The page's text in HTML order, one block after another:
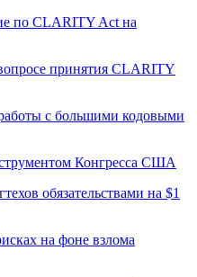
по CLARITY Act на
принятия CLARITY
с большими кодовыми
Конгресса США
обязательствами на $1
на фоне взлома